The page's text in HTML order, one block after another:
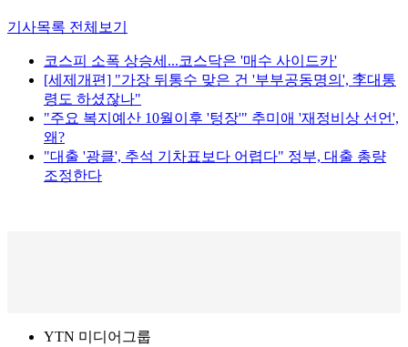
기사목록 전체보기
코스피 소폭 상승세...코스닥은 '매수 사이드카'
[세제개편] "가장 뒤통수 맞은 건 '부부공동명의', 李대통
령도 하셨잖나"
"주요 복지예산 10월이후 '텅장'" 추미애 '재정비상 선언',
왜?
"대출 '광클', 추석 기차표보다 어렵다" 정부, 대출 총량
조정한다
YTN 미디어그룹